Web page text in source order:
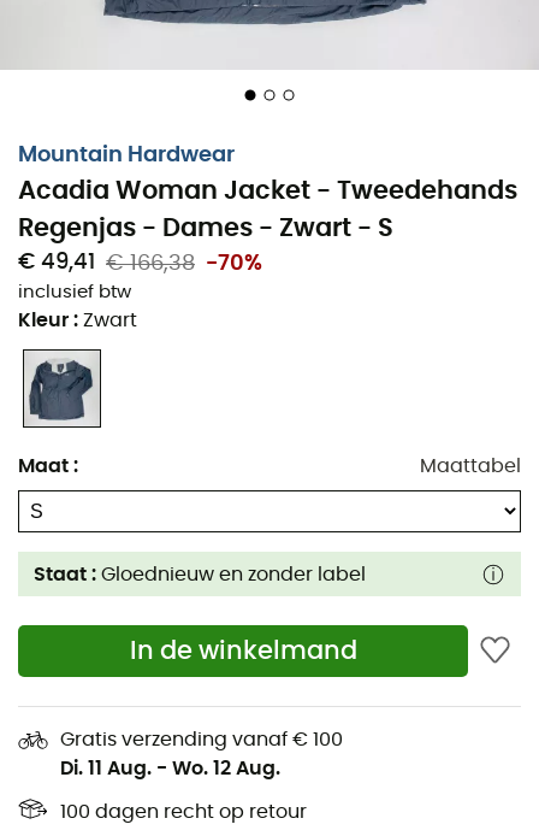
Mountain Hardwear
Acadia Woman Jacket - Tweedehands
Regenjas - Dames - Zwart - S
€ 49,41 € 166,38 -70%
inclusief btw
Kleur : Zwart
Maat : Maattabel
Staat : Gloednieuw en zonder label
In de winkelmand
Gratis verzending vanaf € 100
Di. 11 Aug. - Wo. 12 Aug.
100 dagen recht op retour